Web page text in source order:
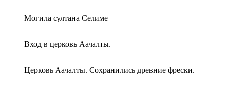
Могила султана Селиме
Вход в церковь Аачалты.
Церковь Аачалты. Сохранились древние фрески.